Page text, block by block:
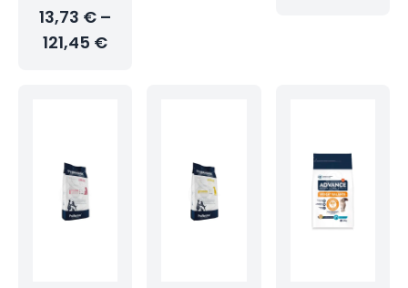
13,73 € –
121,45 €